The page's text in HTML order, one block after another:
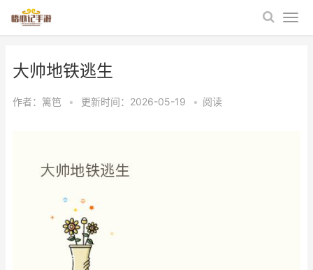
大帅地铁逃生
作者： 篱笆 • 更新时间：2026-05-19 • 阅读